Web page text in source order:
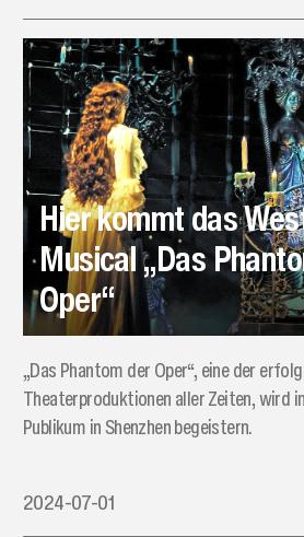
Hier kommt das
Musical „Das
Oper“
„Das Phantom der Oper“, eine der
Theaterproduktionen aller Zeiten, wird
Publikum in Shenzhen begeistern.
2024-07-01